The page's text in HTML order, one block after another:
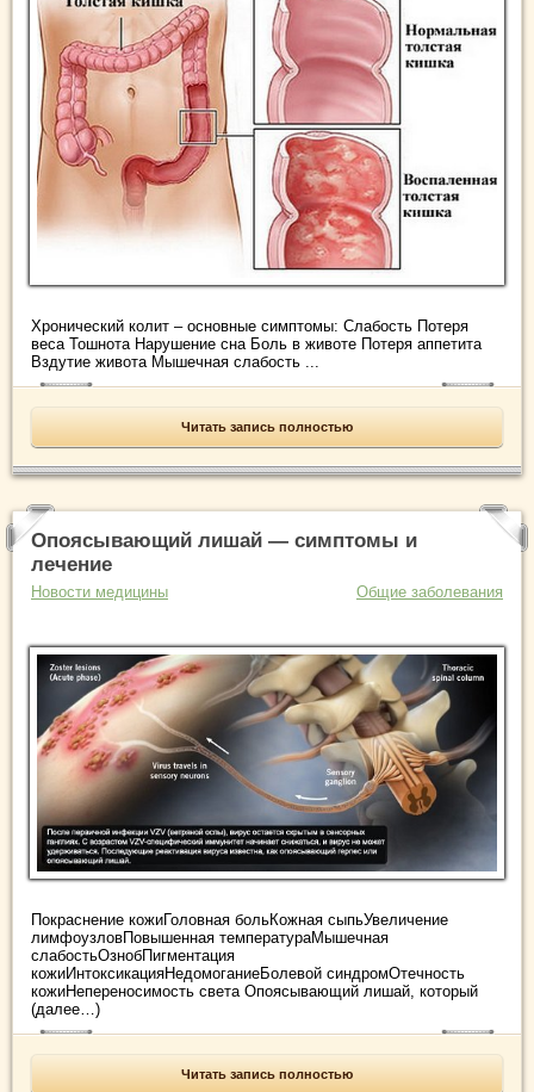
Хронический колит – основные симптомы: Слабость Потеря
веса Тошнота Нарушение сна Боль в животе Потеря аппетита
Вздутие живота Мышечная слабость ...
Читать запись полностью
Опоясывающий лишай — симптомы и
лечение
Новости медицины Общие заболевания
Покраснение кожиГоловная больКожная сыпьУвеличение
лимфоузловПовышенная температураМышечная
слабостьОзнобПигментация
кожиИнтоксикацияНедомоганиеБолевой синдромОтечность
кожиНепереносимость света Опоясывающий лишай, который
(далее…)
Читать запись полностью